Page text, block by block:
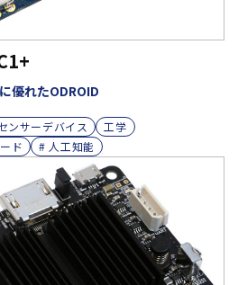
優れたODROID
ンサーデバイス
工学
ド # 人工知能